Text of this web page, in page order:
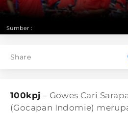
Sumber :
Share
100kpj – Gowes Cari
(Gocapan Indomie)